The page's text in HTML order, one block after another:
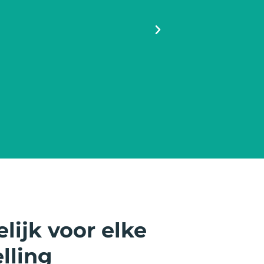
voor elke